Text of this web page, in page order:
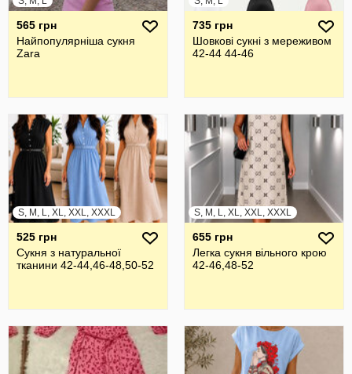
565 грн
Найпопулярніша сукня
Zara
735 грн
Шовкові сукні з мереживом
42-44 44-46
S, M, L, XL, XXL, XXXL
525 грн
Сукня з натуральної
тканини 42-44,46-48,50-52
S, M, L, XL, XXL, XXXL
655 грн
Легка сукня вільного крою
42-46,48-52